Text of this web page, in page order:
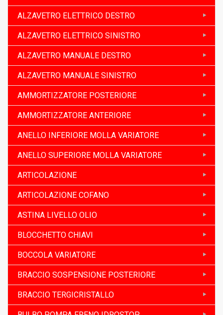
ALZAVETRO ELETTRICO DESTRO
ALZAVETRO ELETTRICO SINISTRO
ALZAVETRO MANUALE DESTRO
ALZAVETRO MANUALE SINISTRO
AMMORTIZZATORE POSTERIORE
AMMORTIZZATORE ANTERIORE
ANELLO INFERIORE MOLLA VARIATORE
ANELLO SUPERIORE MOLLA VARIATORE
ARTICOLAZIONE
ARTICOLAZIONE COFANO
ASTINA LIVELLO OLIO
BLOCCHETTO CHIAVI
BOCCOLA VARIATORE
BRACCIO SOSPENSIONE POSTERIORE
BRACCIO TERGICRISTALLO